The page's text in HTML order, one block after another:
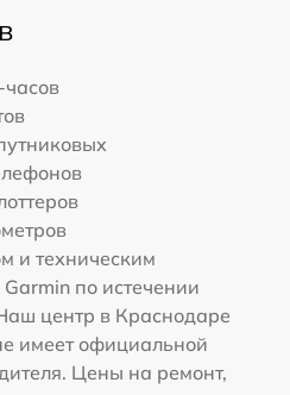
и техническим
по истечении
центр в Краснодаре
имеет официальной
Цены на ремонт,